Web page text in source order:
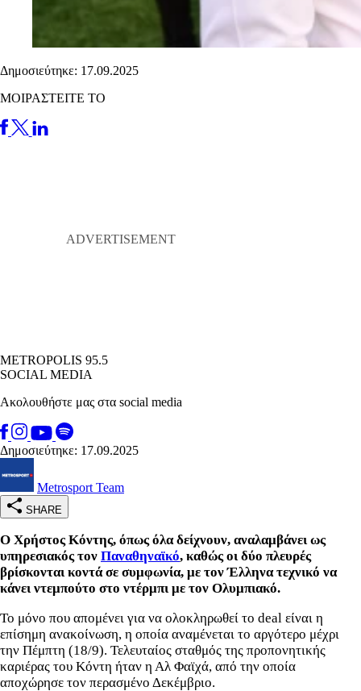
Δημοσιεύτηκε: 17.09.2025
ΜΟΙΡΑΣΤΕΙΤΕ ΤΟ
METROPOLIS 95.5
SOCIAL MEDIA
Ακολουθήστε μας στα social media
Δημοσιεύτηκε: 17.09.2025
Metrosport Team
SHARE
Ο Χρήστος Κόντης, όπως όλα δείχνουν, αναλαμβάνει ως
υπηρεσιακός τον Παναθηναϊκό, καθώς οι δύο πλευρές
βρίσκονται κοντά σε συμφωνία, με τον Έλληνα τεχνικό να
κάνει ντεμπούτο στο ντέρμπι με τον Ολυμπιακό.
Το μόνο που απομένει για να ολοκληρωθεί το deal είναι η
επίσημη ανακοίνωση, η οποία αναμένεται το αργότερο μέχρι
την Πέμπτη (18/9). Τελευταίος σταθμός της προπονητικής
καριέρας του Κόντη ήταν η Αλ Φαϊχά, από την οποία
αποχώρησε τον περασμένο Δεκέμβριο.